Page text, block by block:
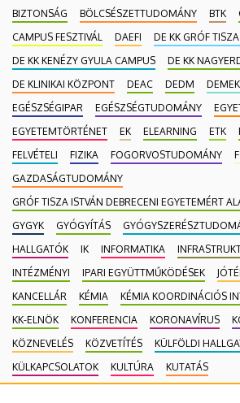
BIZTONSÁG
BÖLCSÉSZETTUDOMÁNY BTK
CAMPUS FESZTIVÁL
DAEFI
DE KK GRÓF
DE KK KENÉZY GYULA CAMPUS
DE KK
DE KLINIKAI KÖZPONT
DEAC DEDM DEMEK
EGÉSZSÉGIPAR
EGÉSZSÉGTUDOMÁNY
EGYETEMTÖRTÉNET
EK ELEARNING ETK
FELVÉTELI
FIZIKA FOGORVOSTUDOMÁNY
GAZDASÁGTUDOMÁNY
GRÓF TISZA ISTVÁN DEBRECENI EGYETEMÉRT
GYGYK
GYÓGYÍTÁS
HALLGATÓK
IK INFORMATIKA
INTÉZMÉNYI
IPARI EGYÜTTMŰKÖDÉSEK
KANCELLÁR
KÉMIA KÉMIA KOORDINÁCIÓS
KK-ELNÖK
KONFERENCIA KORONAVÍRUS
KÖZNEVELÉS
KÖZVETÍTÉS
KÜLFÖLDI
KÜLKAPCSOLATOK
KULTÚRA
KUTATÁS